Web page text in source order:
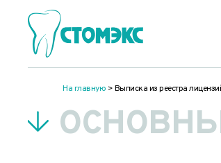
На главную >Выписка из реестра